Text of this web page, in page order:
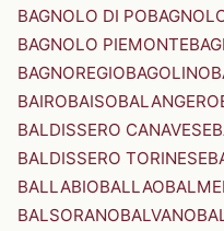
BAGNOLO DI PO
BAGNOLO PIEMONTE
BAGNOREGIOBAGOLINO
BAIROBAISOBALANGERO
BALDISSERO CANAVESE
BALDISSERO TORINESE
BALLABIOBALLAOBALME
BALSORANOBALVANO